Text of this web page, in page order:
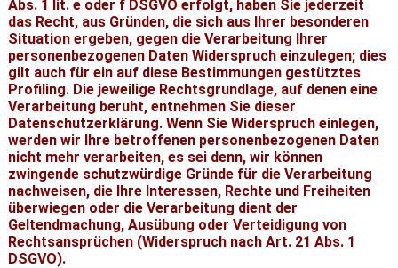
Abs. 1 lit. e oder f DSGVO erfolgt, haben Sie jederzeit
das Recht, aus Gründen, die sich aus Ihrer besonderen
Situation ergeben, gegen die Verarbeitung Ihrer
personenbezogenen Daten Widerspruch einzulegen; dies
gilt auch für ein auf diese Bestimmungen gestütztes
Profiling. Die jeweilige Rechtsgrundlage, auf denen eine
Verarbeitung beruht, entnehmen Sie dieser
Datenschutzerklärung. Wenn Sie Widerspruch einlegen,
werden wir Ihre betroffenen personenbezogenen Daten
nicht mehr verarbeiten, es sei denn, wir können
zwingende schutzwürdige Gründe für die Verarbeitung
nachweisen, die Ihre Interessen, Rechte und Freiheiten
überwiegen oder die Verarbeitung dient der
Geltendmachung, Ausübung oder Verteidigung von
Rechtsansprüchen (Widerspruch nach Art. 21 Abs. 1
DSGVO).